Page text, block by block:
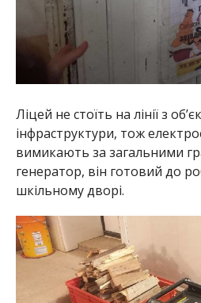
Ліцей не стоїть на лінії з
інфраструктури, тож
вимикають за загальними
генератор, він готовий до
шкільному дворі.